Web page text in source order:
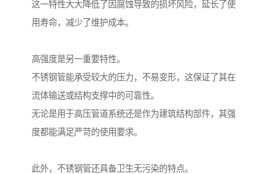
这一特性大大降低了因腐蚀导致的损坏风险，延长了使
用寿命，减少了维护成本。
高强度是另一重要特性。
不锈钢管能承受较大的压力，不易变形，这保证了其在
流体输送或结构支撑中的可靠性。
无论是用于高压管道系统还是作为建筑结构部件，其强
度都能满足严苛的使用要求。
此外，不锈钢管还具备卫生无污染的特点。